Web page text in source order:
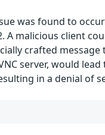
was found to
A malicious client
crafted message
server, would
in a denial of